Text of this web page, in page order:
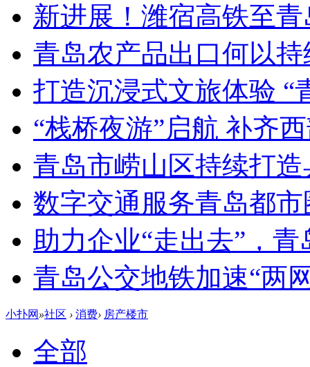
新进展！潍宿高铁至
青岛农产品出口何以持
打造沉浸式文旅体验 “
“栈桥夜游”启航 补齐
青岛市崂山区持续打
数字交通服务青岛都
助力企业“走出去”，
青岛公交地铁加速“两
小扑网 »社区 › 消费› 房产楼市
全部